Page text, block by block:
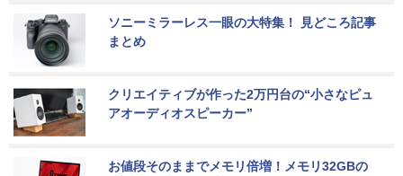
ソニーミラーレス一眼の大特集！ 見どころ記事
まとめ
クリエイティブが作った2万円台の“小さなピュ
アオーディオスピーカー”
お値段そのままでメモリ倍増！メモリ32GBの